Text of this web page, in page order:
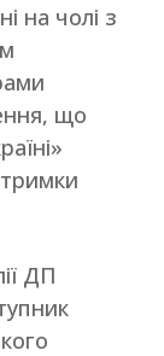
на чолі з
що
ДП